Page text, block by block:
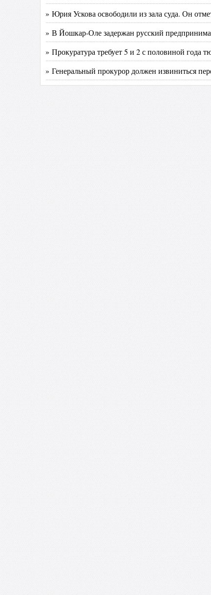
» Юрия Ускова освободили из зала суда. Он
» В Йошкар-Оле задержан русский
» Прокуратура требует 5 и 2 с половиной года
» Генеральный прокурор должен извиниться